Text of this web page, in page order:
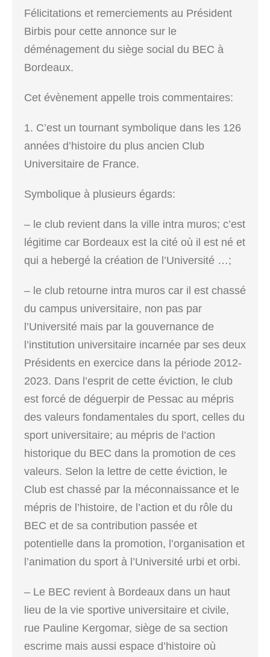
Félicitations et remerciements au Président
Birbis pour cette annonce sur le
déménagement du siège social du BEC à
Bordeaux.
Cet évènement appelle trois commentaires:
1. C’est un tournant symbolique dans les 126
années d’histoire du plus ancien Club
Universitaire de France.
Symbolique à plusieurs égards:
– le club revient dans la ville intra muros; c’est
légitime car Bordeaux est la cité où il est né et
qui a hebergé la création de l’Université …;
– le club retourne intra muros car il est chassé
du campus universitaire, non pas par
l’Université mais par la gouvernance de
l’institution universitaire incarnée par ses deux
Présidents en exercice dans la période 2012-
2023. Dans l’esprit de cette éviction, le club
est forcé de déguerpir de Pessac au mépris
des valeurs fondamentales du sport, celles du
sport universitaire; au mépris de l’action
historique du BEC dans la promotion de ces
valeurs. Selon la lettre de cette éviction, le
Club est chassé par la méconnaissance et le
mépris de l’histoire, de l’action et du rôle du
BEC et de sa contribution passée et
potentielle dans la promotion, l’organisation et
l’animation du sport à l’Université urbi et orbi.
– Le BEC revient à Bordeaux dans un haut
lieu de la vie sportive universitaire et civile,
rue Pauline Kergomar, siège de sa section
escrime mais aussi espace d’histoire où